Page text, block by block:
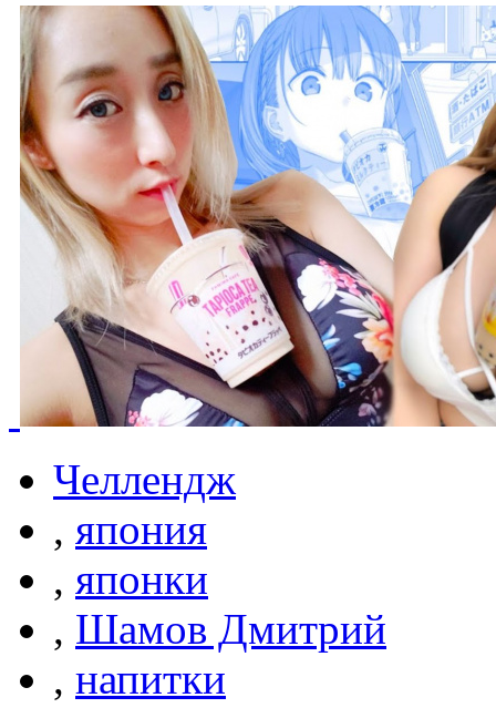
Челлендж
, япония
, японки
, Шамов Дмитрий
, напитки